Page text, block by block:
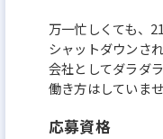
万一忙しくても、
シャットダウンされ
会社としてダラダ
働き方はしていませ
応募資格